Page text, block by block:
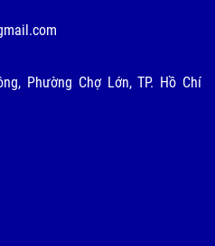
Phường Chợ Lớn, TP. Hồ Chí